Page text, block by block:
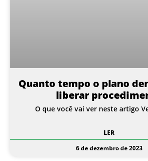
Quanto tempo o plano
liberar
O que você vai ver neste artigo
LER
6 de dezembro de 2023